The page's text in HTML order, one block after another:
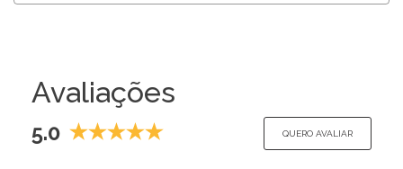
Avaliações
5.0 QUERO AVALIAR